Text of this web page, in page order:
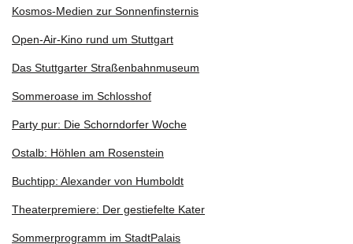
Kosmos-Medien zur Sonnenfinsternis
Open-Air-Kino rund um Stuttgart
Das Stuttgarter Straßenbahnmuseum
Sommeroase im Schlosshof
Party pur: Die Schorndorfer Woche
Ostalb: Höhlen am Rosenstein
Buchtipp: Alexander von Humboldt
Theaterpremiere: Der gestiefelte Kater
Sommerprogramm im StadtPalais